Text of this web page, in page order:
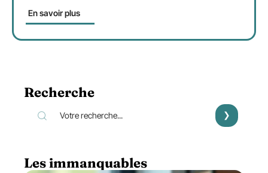
En savoir plus
Recherche
Les immanquables